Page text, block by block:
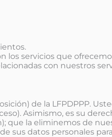
los servicios que
con nuestros
de la LFPDPPP.
Asimismo, es su
que la eliminemos de
sus datos personales